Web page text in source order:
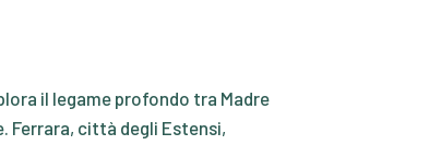
il legame profondo tra Madre
Ferrara, città degli Estensi,